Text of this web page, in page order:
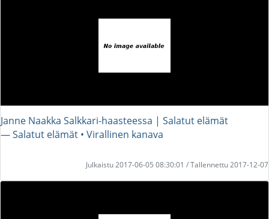
Janne Naakka Salkkari-haasteessa | Salatut elämät
― Salatut elämät • Virallinen kanava
Julkaistu 2017-06-05 08:30:01 / Tallennettu 2017-12-07